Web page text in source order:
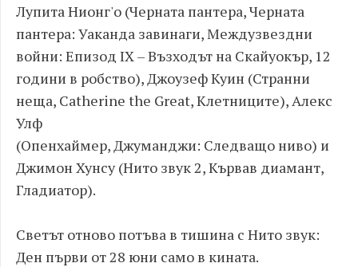
Лупита Нионг'о (Черната пантера, Черната
пантера: Уаканда завинаги, Междузвездни
войни: Епизод IX – Възходът на Скайуокър, 12
години в робство), Джоузеф Куин (Странни
неща, Catherine the Great, Клетниците), Алекс
Улф
(Опенхаймер, Джуманджи: Следващо ниво) и
Джимон Хунсу (Нито звук 2, Кървав диамант,
Гладиатор).
Светът отново потъва в тишина с Нито звук:
Ден първи от 28 юни само в кината.